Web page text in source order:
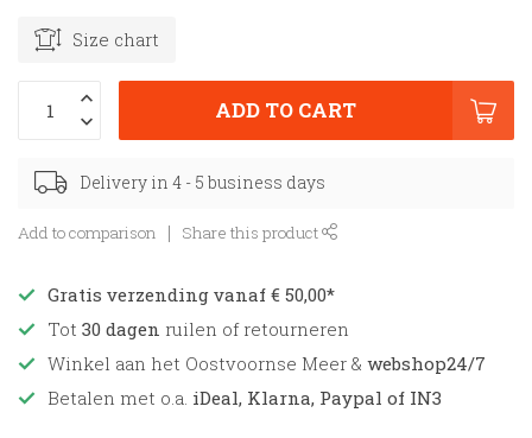
Size chart
ADD TO CART
Delivery in 4 - 5 business days
Add to comparison Share this product
Gratis verzending vanaf € 50,00*
Tot 30 dagen ruilen of retourneren
Winkel aan het Oostvoornse Meer & webshop24/7
Betalen met o.a. iDeal, Klarna, Paypal of IN3